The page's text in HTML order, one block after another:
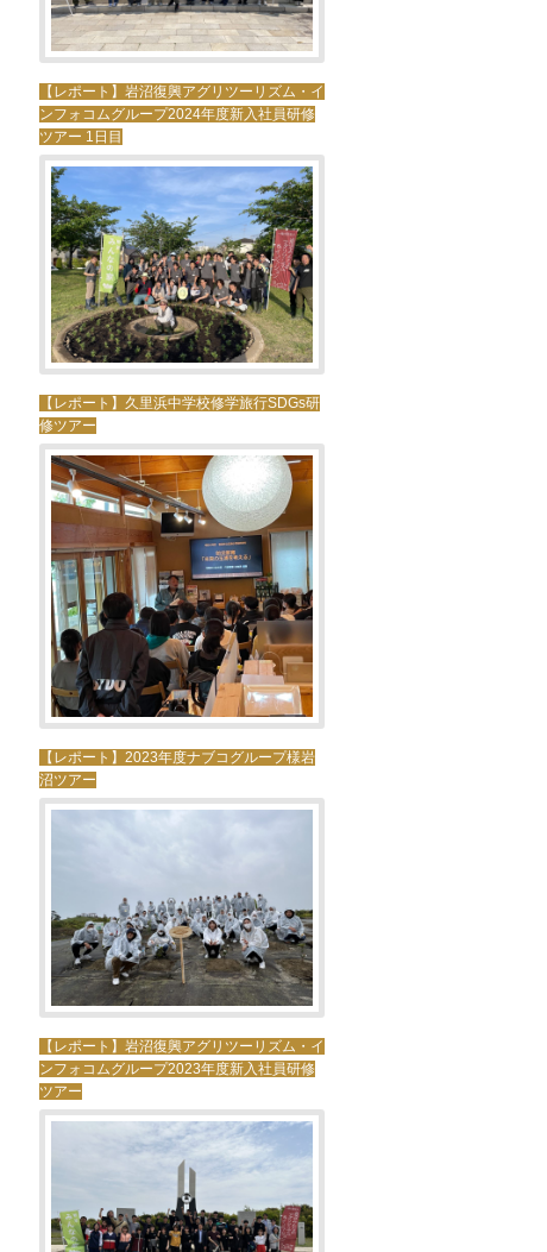
【レポート】岩沼復興アグリツーリズム・イ
ンフォコムグループ2024年度新入社員研修
ツアー 1日目
【レポート】久里浜中学校修学旅行SDGs研
修ツアー
【レポート】2023年度ナブコグループ様岩
沼ツアー
【レポート】岩沼復興アグリツーリズム・イ
ンフォコムグループ2023年度新入社員研修
ツアー